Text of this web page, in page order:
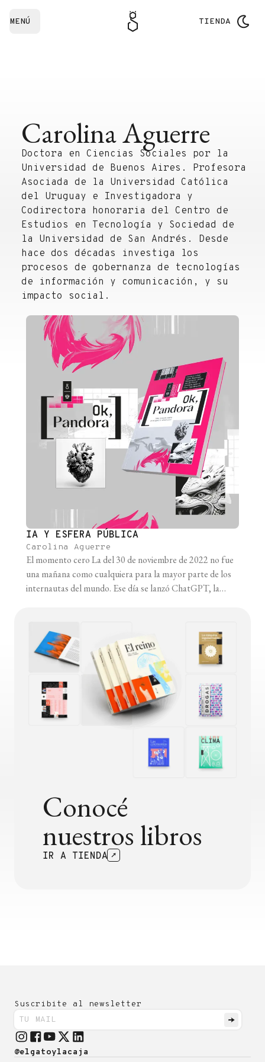
MENÚ TIENDA
Carolina Aguerre
Doctora en Ciencias Sociales por la
Universidad de Buenos Aires. Profesora
Asociada de la Universidad Católica
del Uruguay e Investigadora y
Codirectora honoraria del Centro de
Estudios en Tecnología y Sociedad de
la Universidad de San Andrés. Desde
hace dos décadas investiga los
procesos de gobernanza de tecnologías
de información y comunicación, y su
impacto social.
IA Y ESFERA PÚBLICA
Carolina Aguerre
El momento cero La del 30 de noviembre de 2022 no fue
una mañana como cualquiera para la mayor parte de los
internautas del mundo. Ese día se lanzó ChatGPT, la
pública sobre la IA y visibilizaron el potencial de esta
tecnología [...]
Conocé
nuestros libros
IR A TIENDA
Suscribite al newsletter
@elgatoylacaja